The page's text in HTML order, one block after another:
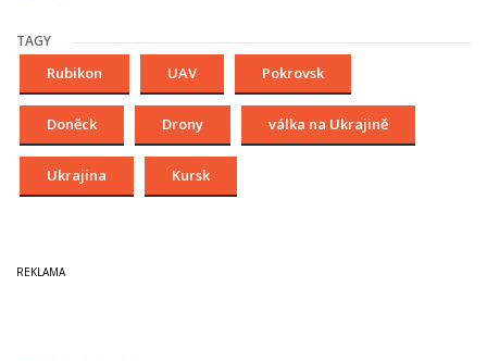
TAGY
Rubikon UAV Pokrovsk
Doněck Drony válka na Ukrajině
Ukrajina Kursk